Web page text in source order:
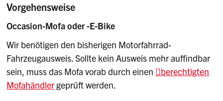
Altersjahres erteilen, wenn die Verwendung
eines anderen Verkehrsmittels unzumutbar ist.
Folgende Voraussetzungen müssen erfüllt sein:
Mindestalter: 12 Jahre
Schulweg mit mindestens 125 Meter
Führerausweis.
Wir können einen Führerausweis für
Töfflis/Motorfahrräder vor Erreichung des 14.
Altersjahres erteilen, wenn die Verwendung
eines anderen Verkehrsmittels unzumutbar ist.
Vorgehensweise
Occasion-Mofa oder -E-Bike
Wir benötigen den bisherigen Motorfahrrad-
Fahrzeugausweis. Sollte kein Ausweis mehr auffindbar
sein, muss das Mofa vorab durch einen
berechtigten
Mofahändlergeprüft werden.